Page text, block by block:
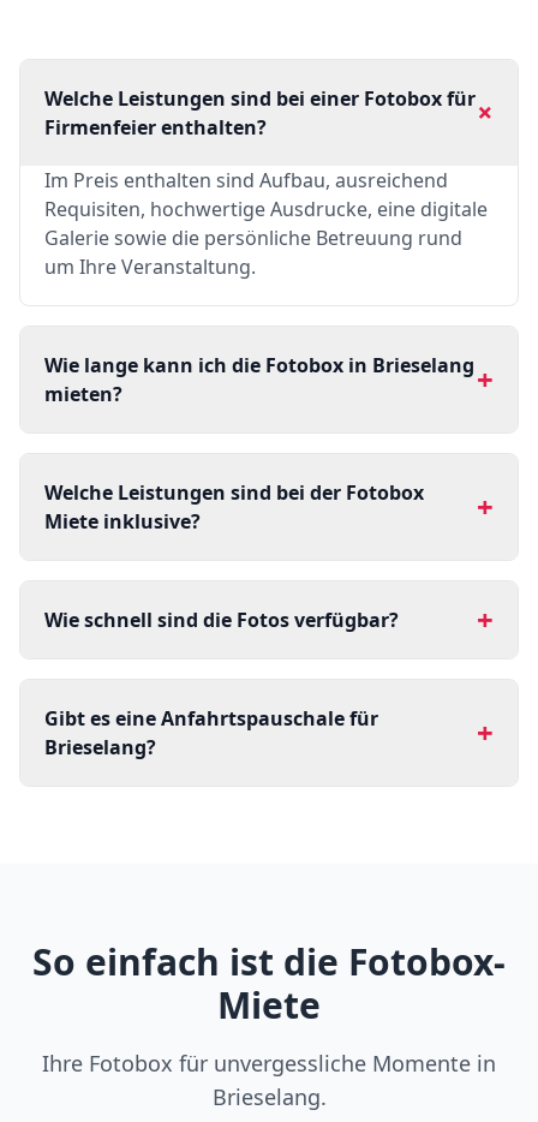
Welche Leistungen sind bei einer Fotobox für
Firmenfeier enthalten?
+
Im Preis enthalten sind Aufbau, ausreichend
Requisiten, hochwertige Ausdrucke, eine digitale
Galerie sowie die persönliche Betreuung rund
um Ihre Veranstaltung.
Wie lange kann ich die Fotobox in Brieselang
mieten?
+
Welche Leistungen sind bei der Fotobox
Miete inklusive?
+
Wie schnell sind die Fotos verfügbar? +
Gibt es eine Anfahrtspauschale für
Brieselang?
+
So einfach ist die Fotobox-
Miete
Ihre Fotobox für unvergessliche Momente in
Brieselang.